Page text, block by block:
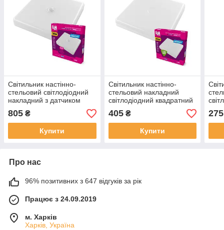
Світильник настінно-
стельовий світлодіодний
накладний з датчиком
руху ELM MIRA S 30W
6500 К IP40 26-0106
805 ₴
Купити
Світильник настінно-
стельовий накладний
світлодіодний квадратний
ELM 20W 6500 К MIRA
IP40 26-0078
405₴
Купити
275
Про нас
96% позитивних з 647 відгуків за рік
Працює з 24.09.2019
м. Харків
Харків, Україна